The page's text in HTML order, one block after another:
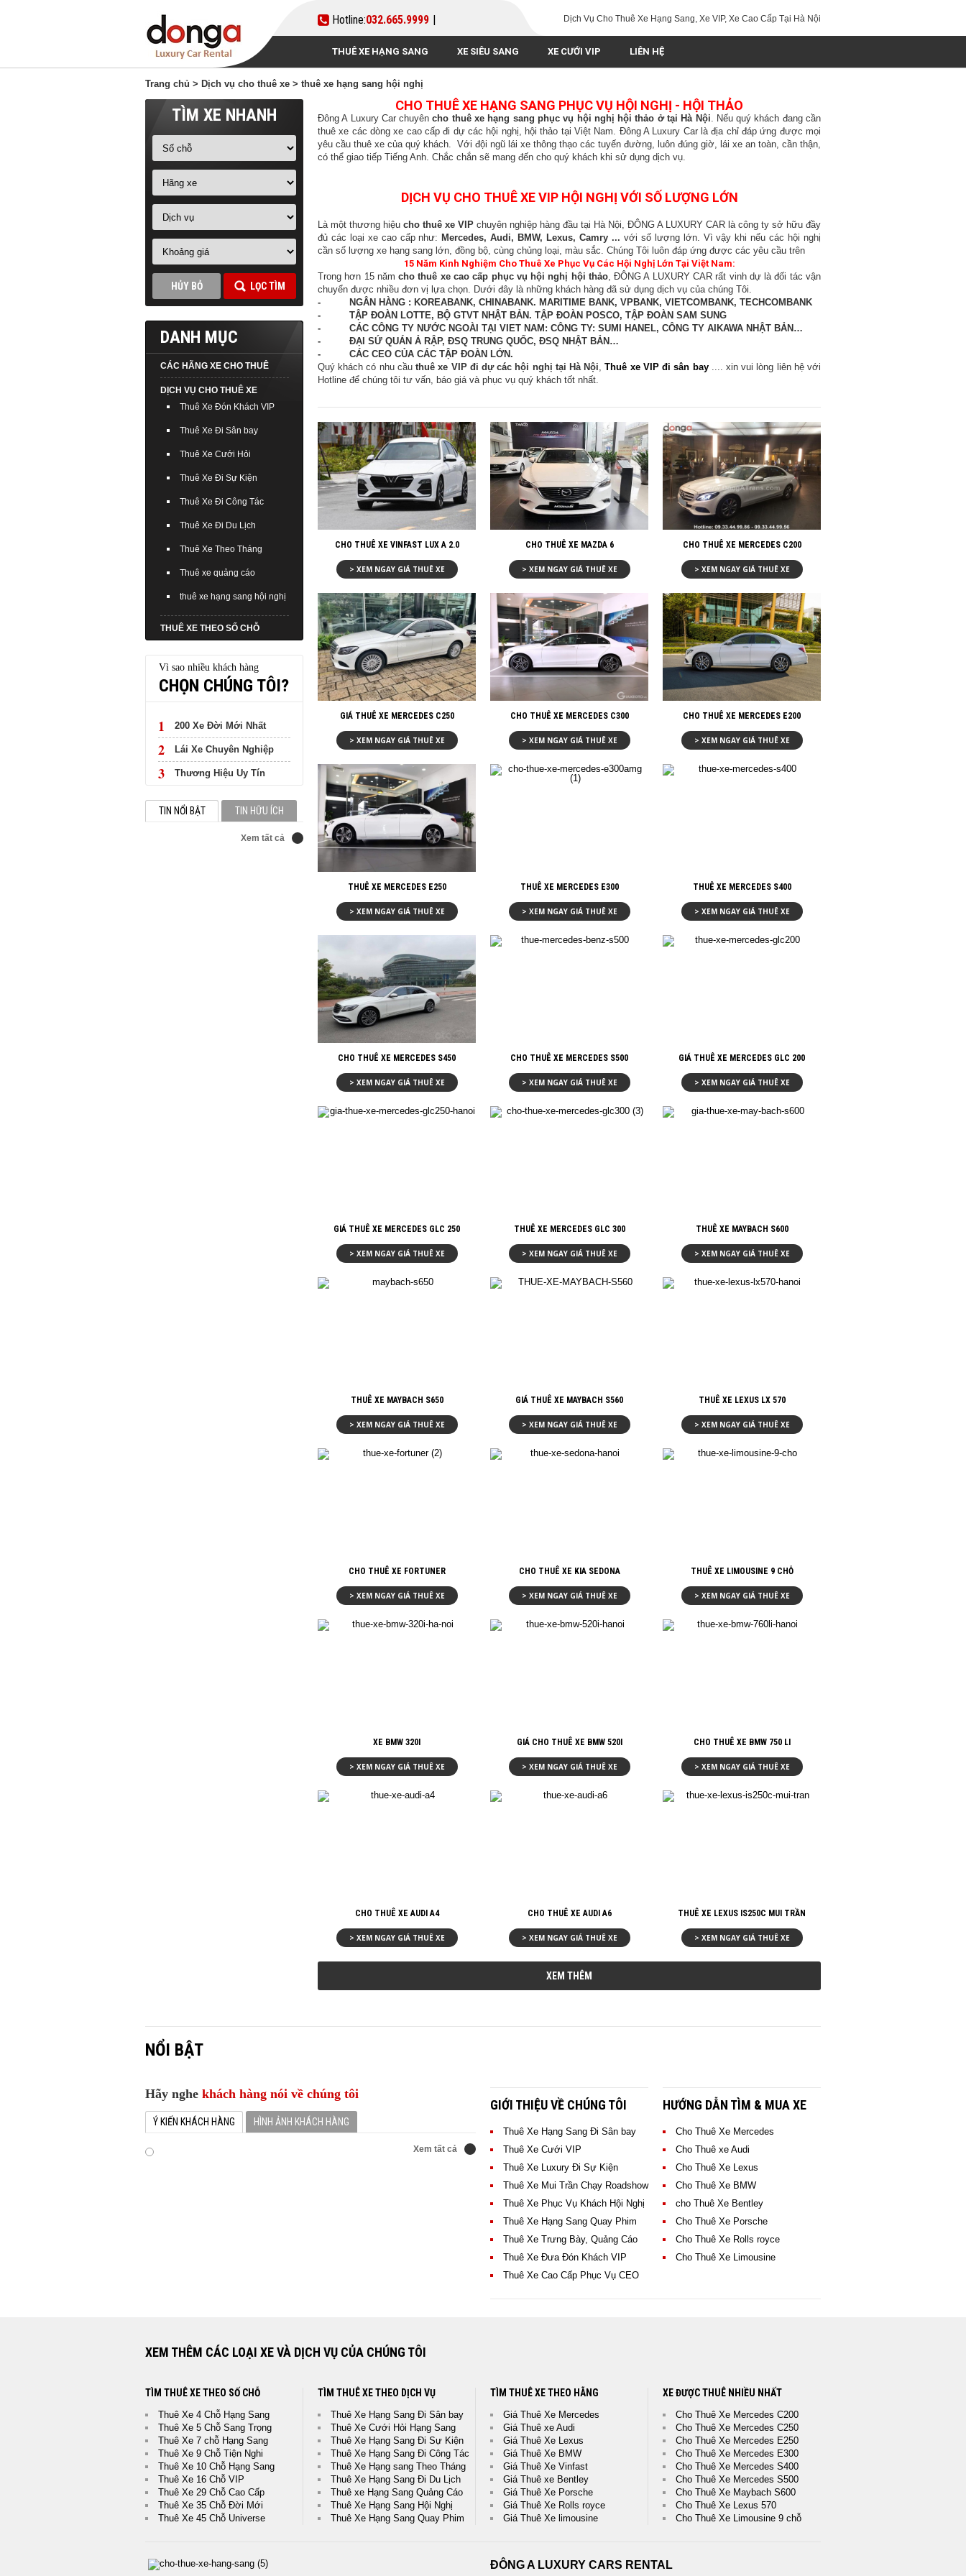
Hotline:032.665.9999 | Dịch Vụ Cho Thuê Xe Hạng Sang, Xe VIP, Xe Cao Cấp Tại Hà Nội
THUÊ XE HẠNG SANG XE SIÊU SANG XE CƯỚI VIP LIÊN HỆ
Trang chủ > Dịch vụ cho thuê xe > thuê xe hạng sang hội nghị
TÌM XE NHANH
DANH MỤC
CÁC HÃNG XE CHO THUÊ
DỊCH VỤ CHO THUÊ XE
Thuê Xe Đón Khách VIP
Thuê Xe Đi Sân bay
Thuê Xe Cưới Hỏi
Thuê Xe Đi Sự Kiện
Thuê Xe Đi Công Tác
Thuê Xe Đi Du Lịch
Thuê Xe Theo Tháng
Thuê xe quảng cáo
thuê xe hạng sang hội nghị
THUÊ XE THEO SỐ CHỖ
Vì sao nhiều khách hàng
CHỌN CHÚNG TÔI?
1 200 Xe Đời Mới Nhất
2 Lái Xe Chuyên Nghiệp
3 Thương Hiệu Uy Tín
TIN NỔI BẬT TIN HỮU ÍCH
Xem tất cả
CHO THUÊ XE HẠNG SANG PHỤC VỤ HỘI NGHỊ - HỘI THẢO
Đông A Luxury Car chuyêncho thuê xe hạng sang phục vụ hội nghị hội thảo ở tại Hà Nội. Nếu quý khách đang cần
thuê xe các dòng xe cao cấp đi dự các hội nghị, hội thảo tại Việt Nam. Đông A Luxury Car là địa chỉ đáp ứng được mọi
yêu cầu thuê xe của quý khách. Với đội ngũ lái xe thông thạo các tuyến đường, luôn đúng giờ, lái xe an toàn, cần thận,
có thể giao tiếp Tiếng Anh. Chắc chắn sẽ mang đến cho quý khách khi sử dụng dịch vụ.
DỊCH VỤ CHO THUÊ XE VIP HỘI NGHỊ VỚI SỐ LƯỢNG LỚN
Là một thương hiệu cho thuê xe VIP chuyên nghiệp hàng đầu tại Hà Nội, ĐÔNG A LUXURY CAR là công ty sở hữu đầy
đủ các loại xe cao cấp như: Mercedes, Audi, BMW, Lexus, Camry ... với số lượng lớn. Vì vậy khi nếu các hội nghị
cần số lượng xe hạng sang lớn, đồng bộ, cùng chủng loại, màu sắc. Chúng Tôi luôn đáp ứng được các yêu cầu trên
15 Năm Kinh Nghiệm Cho Thuê Xe Phục Vụ Các Hội Nghị Lớn Tại Việt Nam:
Trong hơn 15 nămcho thuê xe cao cấp phục vụ hội nghị hội thảo, ĐÔNG A LUXURY CAR rất vinh dự là đối tác vận
chuyển được nhiều đơn vị lựa chọn. Dưới đây là những khách hàng đã sử dụng dịch vụ của chúng Tôi.
- NGÂN HÀNG : KOREABANK, CHINABANK. MARITIME BANK, VPBANK, VIETCOMBANK, TECHCOMBANK
- TẬP ĐOÀN LOTTE, BỘ GTVT NHẬT BẢN. TẬP ĐOÀN POSCO, TẬP ĐOÀN SAM SUNG
- CÁC CÔNG TY NƯỚC NGOÀI TẠI VIET NAM: CÔNG TY: SUMI HANEL, CÔNG TY AIKAWA NHẬT BẢN…
- ĐẠI SỨ QUÁN Ả RẬP, ĐSQ TRUNG QUỐC, ĐSQ NHẬT BẢN…
- CÁC CEO CỦA CÁC TẬP ĐOÀN LỚN.
Quý khách có nhu cầuthuê xe VIP đi dự các hội nghị tại Hà Nội,Thuê xe VIP đi sân bay.... xin vui lòng liên hệ với
Hotline để chúng tôi tư vấn, báo giá và phục vụ quý khách tốt nhất.
CHO THUÊ XE VINFAST LUX A 2.0
> XEM NGAY GIÁ THUÊ XE
CHO THUÊ XE MAZDA 6
> XEM NGAY GIÁ THUÊ XE
CHO THUÊ XE MERCEDES C200
> XEM NGAY GIÁ THUÊ XE
GIÁ THUÊ XE MERCEDES C250
> XEM NGAY GIÁ THUÊ XE
CHO THUÊ XE MERCEDES C300
> XEM NGAY GIÁ THUÊ XE
CHO THUÊ XE MERCEDES E200
> XEM NGAY GIÁ THUÊ XE
THUÊ XE MERCEDES E250
> XEM NGAY GIÁ THUÊ XE
THUÊ XE MERCEDES E300
> XEM NGAY GIÁ THUÊ XE
THUÊ XE MERCEDES S400
> XEM NGAY GIÁ THUÊ XE
CHO THUÊ XE MERCEDES S450
> XEM NGAY GIÁ THUÊ XE
CHO THUÊ XE MERCEDES S500
> XEM NGAY GIÁ THUÊ XE
GIÁ THUÊ XE MERCEDES GLC 200
> XEM NGAY GIÁ THUÊ XE
GIÁ THUÊ XE MERCEDES GLC 250
> XEM NGAY GIÁ THUÊ XE
THUÊ XE MERCEDES GLC 300
> XEM NGAY GIÁ THUÊ XE
THUÊ XE MAYBACH S600
> XEM NGAY GIÁ THUÊ XE
THUÊ XE MAYBACH S650
> XEM NGAY GIÁ THUÊ XE
GIÁ THUÊ XE MAYBACH S560
> XEM NGAY GIÁ THUÊ XE
THUÊ XE LEXUS LX 570
> XEM NGAY GIÁ THUÊ XE
CHO THUÊ XE FORTUNER
> XEM NGAY GIÁ THUÊ XE
CHO THUÊ XE KIA SEDONA
> XEM NGAY GIÁ THUÊ XE
THUÊ XE LIMOUSINE 9 CHỖ
> XEM NGAY GIÁ THUÊ XE
XE BMW 320I
> XEM NGAY GIÁ THUÊ XE
GIÁ CHO THUÊ XE BMW 520I
> XEM NGAY GIÁ THUÊ XE
CHO THUÊ XE BMW 750 LI
> XEM NGAY GIÁ THUÊ XE
CHO THUÊ XE AUDI A4
> XEM NGAY GIÁ THUÊ XE
CHO THUÊ XE AUDI A6
> XEM NGAY GIÁ THUÊ XE
THUÊ XE LEXUS IS250C MUI TRẦN
> XEM NGAY GIÁ THUÊ XE
XEM THÊM
NỔI BẬT
> XEM NGAY GIÁ THUÊ XE > XEM NGAY GIÁ THUÊ XE
Hãy nghe khách hàng nói về chúng tôi
Ý KIẾN KHÁCH HÀNG HÌNH ẢNH KHÁCH HÀNG
Xem tất cả Xem
GIỚI THIỆU VỀ CHÚNG TÔI
Thuê Xe Hạng Sang Đi Sân bay
Thuê Xe Cưới VIP
Thuê Xe Luxury Đi Sự Kiện
Thuê Xe Mui Trần Chạy Roadshow
Thuê Xe Phục Vụ Khách Hội Nghị
Thuê Xe Hạng Sang Quay Phim
Thuê Xe Trưng Bày, Quảng Cáo
Thuê Xe Đưa Đón Khách VIP
Thuê Xe Cao Cấp Phục Vụ CEO
HƯỚNG DẪN TÌM & MUA XE
Cho Thuê Xe Mercedes
Cho Thuê xe Audi
Cho Thuê Xe Lexus
Cho Thuê Xe BMW
cho Thuê Xe Bentley
Cho Thuê Xe Porsche
Cho Thuê Xe Rolls royce
Cho Thuê Xe Limousine
XEM THÊM CÁC LOẠI XE VÀ DỊCH VỤ CỦA CHÚNG TÔI
TÌM THUÊ XE THEO SỐ CHỖ
Thuê Xe 4 Chỗ Hạng Sang
Thuê Xe 5 Chỗ Sang Trọng
Thuê Xe 7 chỗ Hạng Sang
Thuê Xe 9 Chỗ Tiện Nghi
Thuê Xe 10 Chỗ Hạng Sang
Thuê Xe 16 Chỗ VIP
Thuê Xe 29 Chỗ Cao Cấp
Thuê Xe 35 Chỗ Đời Mới
Thuê Xe 45 Chỗ Universe
TÌM THUÊ XE THEO DỊCH VỤ
Thuê Xe Hạng Sang Đi Sân bay
Thuê Xe Cưới Hỏi Hạng Sang
Thuê Xe Hạng Sang Đi Sự Kiện
Thuê Xe Hạng Sang Đi Công Tác
Thuê Xe Hạng sang Theo Tháng
Thuê Xe Hạng Sang Đi Du Lịch
Thuê xe Hạng Sang Quảng Cáo
Thuê Xe Hạng Sang Hội Nghị
Thuê Xe Hạng Sang Quay Phim
TÌM THUÊ XE THEO HÃNG
Giá Thuê Xe Mercedes
Giá Thuê xe Audi
Giá Thuê Xe Lexus
Giá Thuê Xe BMW
Giá Thuê Xe Vinfast
Giá Thuê xe Bentley
Giá Thuê Xe Porsche
Giá Thuê Xe Rolls royce
Giá Thuê Xe limousine
XE ĐƯỢC THUÊ NHIỀU NHẤT
Cho Thuê Xe Mercedes C200
Cho Thuê Xe Mercedes C250
Cho Thuê Xe Mercedes E250
Cho Thuê Xe Mercedes E300
Cho Thuê Xe Mercedes S400
Cho Thuê Xe Mercedes S500
Cho Thuê Xe Maybach S600
Cho Thuê Xe Lexus 570
Cho Thuê Xe Limousine 9 chỗ
ĐÔNG A LUXURY CARS RENTAL